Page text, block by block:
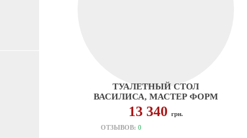
ТУАЛЕТНЫЙ СТОЛ
ВАСИЛИСА, МАСТЕР ФОРМ
13 340 грн.
ОТЗЫВОВ: 0